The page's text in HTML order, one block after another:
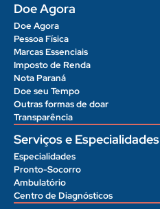
Doe Agora
Doe Agora
Pessoa Física
Marcas Essenciais
Imposto de Renda
Nota Paraná
Doe seu Tempo
Outras formas de doar
Transparência
Serviços e Especialidades
Especialidades
Pronto-Socorro
Ambulatório
Centro de Diagnósticos